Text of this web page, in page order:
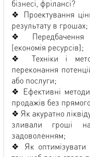
бізнесі, фрілансі?
❖ Проектування
результату в грошах;
❖ Передбачення
(економія ресурсів);
❖ Техніки і
переконання
або послуги;
❖ Ефективні методи
продажів без
❖ Як акуратно
зливали гроші
задоволенням;
❖ Як оптимізувати